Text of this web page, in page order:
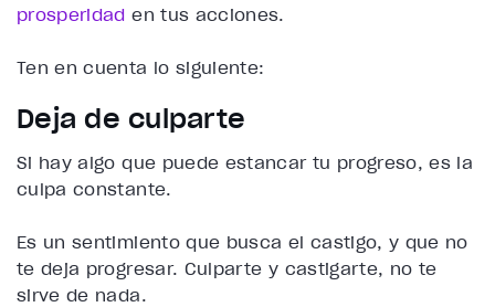
prosperidaden tus acciones.
Ten en cuenta lo siguiente:
Deja de culparte
Si hay algo que puede estancar tu progreso, es la
culpa constante.
Es un sentimiento que busca el castigo, y que no
te deja progresar. Culparte y castigarte, no te
sirve de nada.